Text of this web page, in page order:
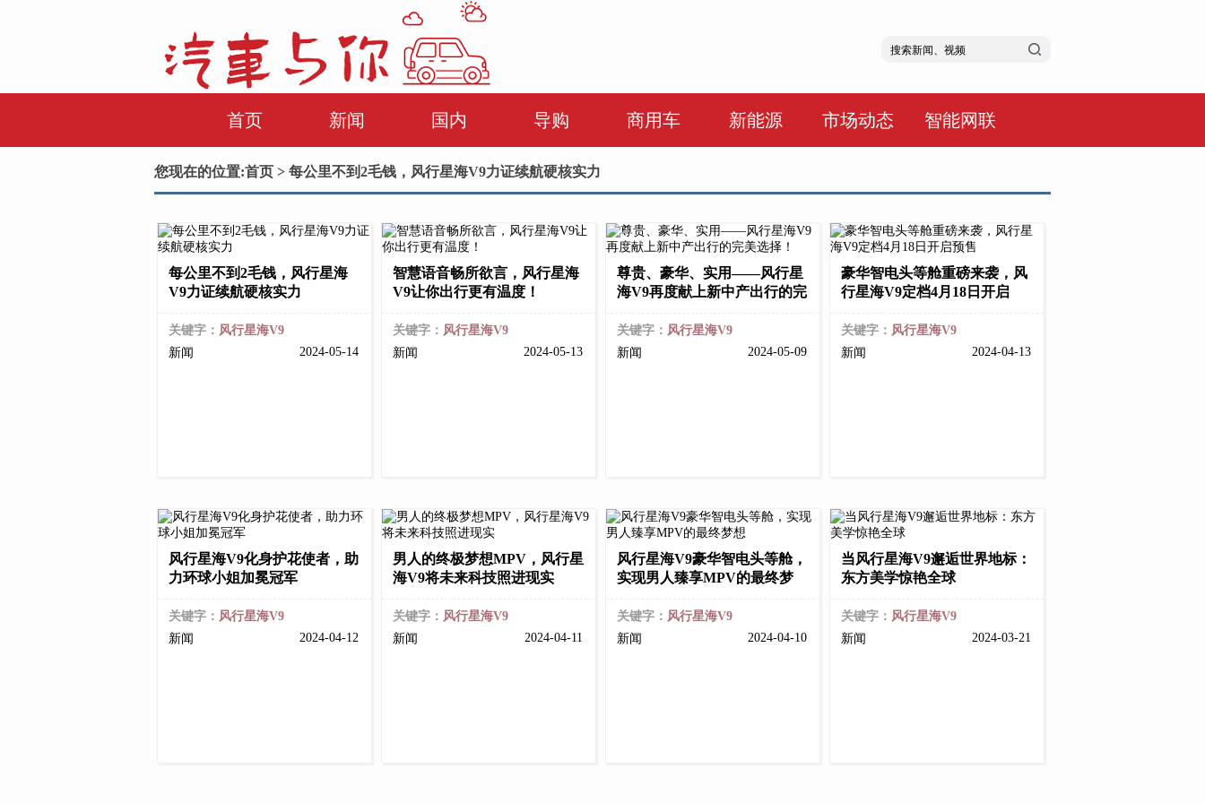
首页 新闻 国内 导购 商用车 新能源 市场动态 智能网联
您现在的位置:首页 > 每公里不到2毛钱，风行星海V9力证续航硬核实力
每公里不到2毛钱，风行星海
V9力证续航硬核实力
关键字： 风行星海V9
新闻
2024-05-14
智慧语音畅所欲言，风行星海
V9让你出行更有温度！
关键字： 风行星海V9
新闻
2024-05-13
尊贵、豪华、实用——风行星
海V9再度献上新中产出行的完
关键字： 风行星海V9
新闻
2024-05-09
豪华智电头等舱重磅来袭，风
行星海V9定档4月18日开启
关键字： 风行星海V9
新闻
2024-04-13
风行星海V9化身护花使者，助
力环球小姐加冕冠军
关键字： 风行星海V9
新闻
2024-04-12
男人的终极梦想MPV，风行星
海V9将未来科技照进现实
关键字： 风行星海V9
新闻
2024-04-11
风行星海V9豪华智电头等舱，
实现男人臻享MPV的最终梦
关键字： 风行星海V9
新闻
2024-04-10
当风行星海V9邂逅世界地标：
东方美学惊艳全球
关键字： 风行星海V9
新闻
2024-03-21